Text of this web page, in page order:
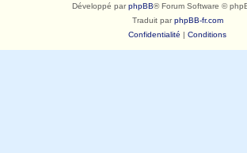
Développé parphpBB® Forum Software ©
Traduit parphpBB-fr.com
Confidentialité | Conditions